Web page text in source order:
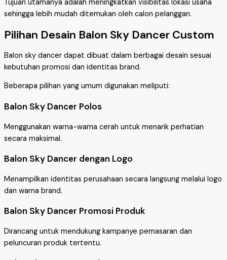
Tujuan utamanya adalah meningkatkan visibilitas lokasi usaha
sehingga lebih mudah ditemukan oleh calon pelanggan.
Pilihan Desain Balon Sky Dancer Custom
Balon sky dancer dapat dibuat dalam berbagai desain sesuai
kebutuhan promosi dan identitas brand.
Beberapa pilihan yang umum digunakan meliputi:
Balon Sky Dancer Polos
Menggunakan warna-warna cerah untuk menarik perhatian
secara maksimal.
Balon Sky Dancer dengan Logo
Menampilkan identitas perusahaan secara langsung melalui logo
dan warna brand.
Balon Sky Dancer Promosi Produk
Dirancang untuk mendukung kampanye pemasaran dan
peluncuran produk tertentu.